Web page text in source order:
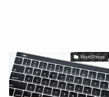
WordPress